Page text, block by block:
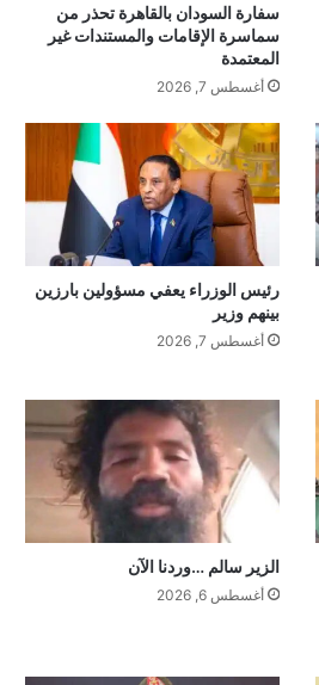
سفارة السودان بالقاهرة تحذر من
سماسرة الإقامات والمستندات غير
المعتمدة
أغسطس 7, 2026
رئيس الوزراء يعفي مسؤولين بارزين
بينهم وزير
أغسطس 7, 2026
الزير سالم …وردنا الآن
أغسطس 6, 2026